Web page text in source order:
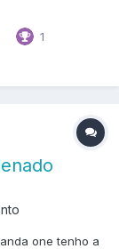
1
one tenho a